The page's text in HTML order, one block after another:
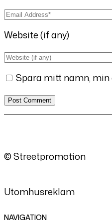
Website (if any)
Spara mitt namn, min
© Streetpromotion
Utomhusreklam
NAVIGATION